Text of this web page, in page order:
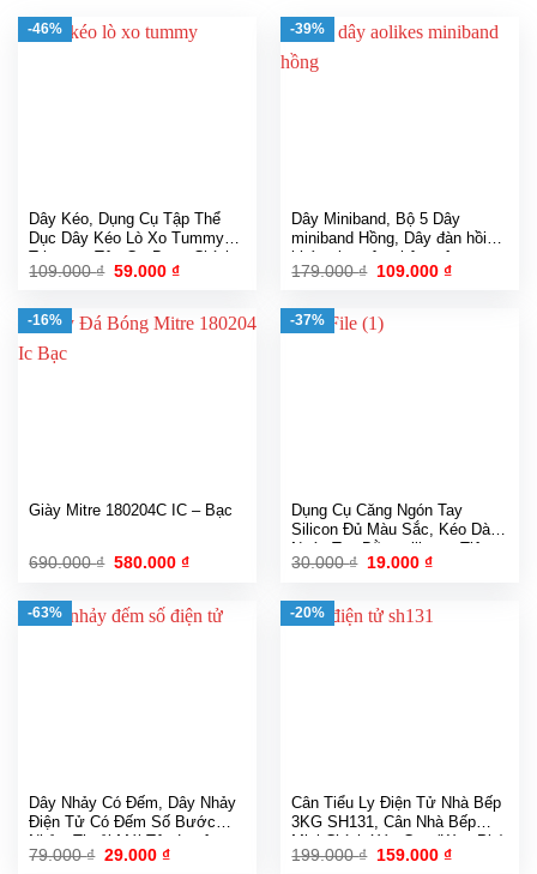
-46%
Dây Kéo, Dụng Cụ Tập Thể
Dục Dây Kéo Lò Xo Tummy
Trimmer, Tập Cơ Bụng Chính
Hãng
109.000₫ Giá
109.000 ₫.
59.000₫Giá
là:
59.000 ₫.
-39%
Dây Miniband, Bộ 5 Dây
miniband Hồng, Dây đàn hồi
kháng lực tập chân mông gym
Aolikes 3608 Cao Cấp
179.000₫ Giá
179.000 ₫.
109.000₫Giá
-16%
Giày Mitre 180204C IC – Bạc
690.000₫ Giá
690.000 ₫.
580.000₫Giá
là:
580.000 ₫.
-37%
Dụng Cụ Căng Ngón Tay
Silicon Đủ Màu Sắc, Kéo Dài 5
Ngón Tay Bằng silicone Tiện
Dụng Khi Tập Gym
30.000₫ Giá
30.000 ₫.
19.000₫Giá
19.000 ₫.
-63%
Dây Nhảy Có Đếm, Dây Nhảy
Điện Tử Có Đếm Số Bước
Nhảy, Thoải Mái Tâp Luyện
Tại Nhà
79.000₫ Giá
29.000₫Giá
-20%
Cân Tiểu Ly Điện Tử Nhà Bếp
3KG SH131, Cân Nhà Bếp
Mini Chính Xác Cao (Kèm Pin)
199.000₫ Giá
159.000₫Giá